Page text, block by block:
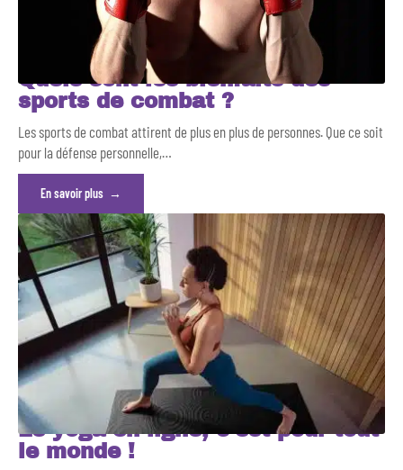
Quels sont les bienfaits des
sports de combat ?
Les sports de combat attirent de plus en plus de personnes. Que ce soit
pour la défense personnelle,…
En savoir plus
Le yoga en ligne, c’est pour tout
le monde !